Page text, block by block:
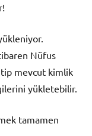
Nüfus
mevcut kimlik
yükletebilir.
tamamen